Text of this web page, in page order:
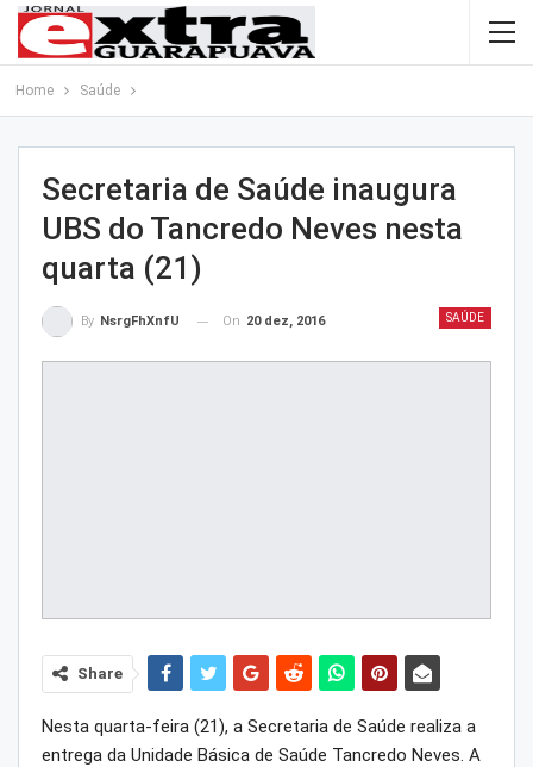
Home Saúde
Secretaria de Saúde inaugura
UBS do Tancredo Neves nesta
quarta (21)
SAÚDE
By NsrgFhXnfU On 20 dez, 2016
Share
Nesta quarta-feira (21), a Secretaria de Saúde realiza a
entrega da Unidade Básica de Saúde Tancredo Neves. A